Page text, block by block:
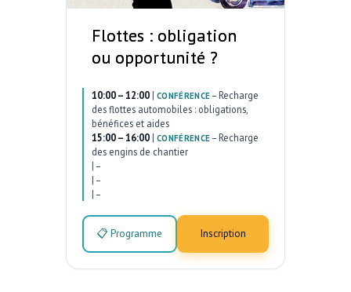
Flottes : obligation
ou opportunité ?
10:00 – 12:00 | CONFÉRENCE – Recharge
des flottes automobiles : obligations,
bénéfices et aides
15:00 – 16:00 | CONFÉRENCE – Recharge
des engins de chantier
| –
| –
| –
📋 Programme Inscription